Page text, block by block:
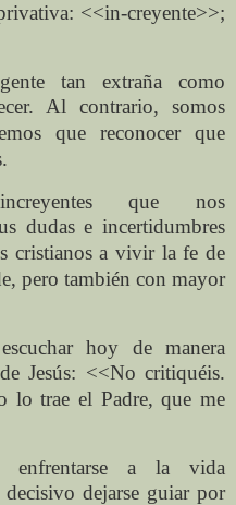
<<in-creyente>>;
tan extraña como
Al contrario, somos
que reconocer que
que nos
dudas e incertidumbres
cristianos a vivir la fe de
pero también con mayor
hoy de manera
Jesús: <<No critiquéis.
lo trae el Padre, que me
enfrentarse a la vida
dejarse guiar por